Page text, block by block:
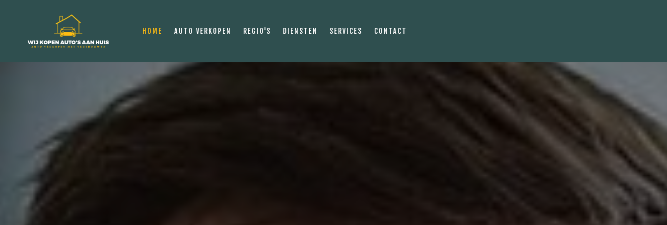
HOME AUTO VERKOPEN REGIO'S DIENSTEN SERVICES CONTACT